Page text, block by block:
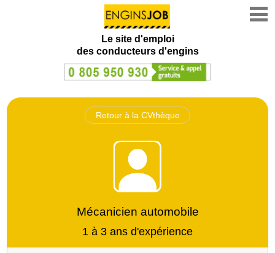
Le site d'emploi
des conducteurs d'engins
Retour à la CVthèque
Mécanicien automobile
1 à 3 ans d'expérience